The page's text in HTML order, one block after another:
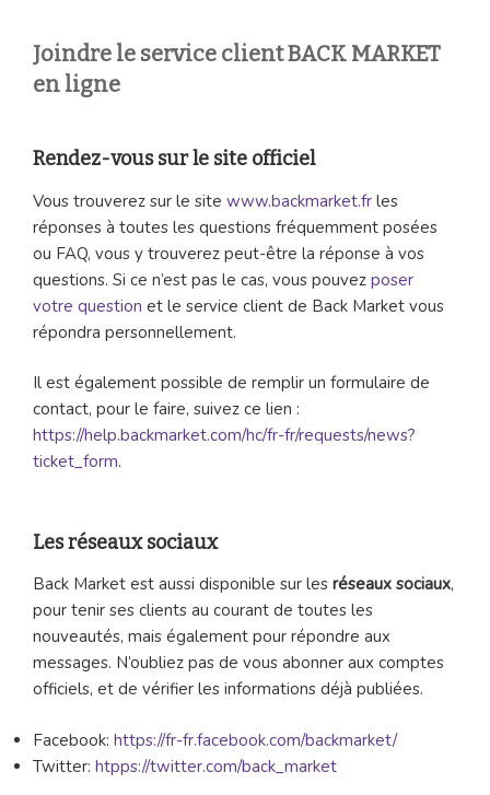
Joindre le service client BACK MARKET
en ligne
Rendez-vous sur le site officiel
Vous trouverez sur le site www.backmarket.fr les
réponses à toutes les questions fréquemment posées
ou FAQ, vous y trouverez peut-être la réponse à vos
questions. Si ce n’est pas le cas, vous pouvez poser
votre question et le service client de Back Market vous
répondra personnellement.
Il est également possible de remplir un formulaire de
contact, pour le faire, suivez ce lien :
https://help.backmarket.com/hc/fr-fr/requests/news?
ticket_form.
Les réseaux sociaux
Back Market est aussi disponible sur les réseaux sociaux,
pour tenir ses clients au courant de toutes les
nouveautés, mais également pour répondre aux
messages. N’oubliez pas de vous abonner aux comptes
officiels, et de vérifier les informations déjà publiées.
Facebook: https://fr-fr.facebook.com/backmarket/
Twitter: htpps://twitter.com/back_market